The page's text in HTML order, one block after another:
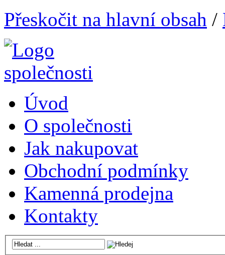
Přeskočit na hlavní obsah /
Úvod
O společnosti
Jak nakupovat
Obchodní podmínky
Kamenná prodejna
Kontakty